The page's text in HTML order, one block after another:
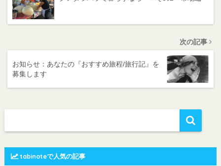
次の記事
お知らせ：あなたの『おすすめ旅程/旅行記』を
募集します
tabinoteで人気の記事